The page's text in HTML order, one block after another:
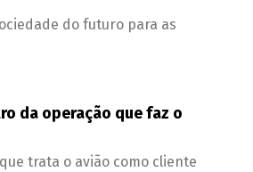
do futuro para as
da operação que faz o
trata o avião como cliente